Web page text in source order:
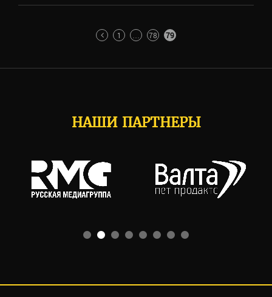
1 78 79
НАШИ ПАРТНЕРЫ